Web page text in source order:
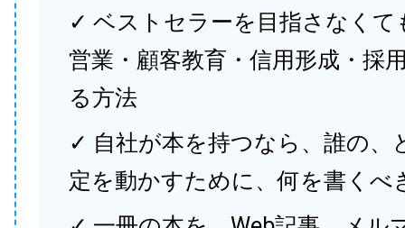
✓ ベストセラーを目指さなくて
営業・顧客教育・信用形成・採
る方法
✓ 自社が本を持つなら、誰の、
定を動かすために、何を書くべ